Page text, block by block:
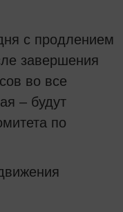
с продлением
завершения
во все
– будут
по